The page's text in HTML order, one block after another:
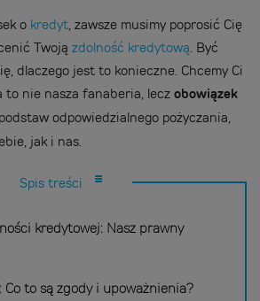
o kredyt, zawsze musimy poprosić Cię
Twoją zdolność kredytową. Być
dlaczego jest to konieczne. Chcemy Ci
to nie nasza fanaberia, lecz obowiązek
odpowiedzialnego pożyczania,
jak i nas.
Spis treści
kredytowej: Nasz prawny
Co to są zgody i upoważnienia?